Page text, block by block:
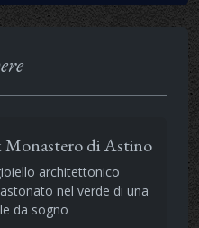
Monastero di Astino
architettonico
nel verde di una
da sogno